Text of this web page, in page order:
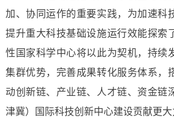
加、协同运作的重要实践，为加速科
提升重大科技基础设施运行效能探索
性国家科学中心将以此为契机，持续
集群优势，完善成果转化服务体系，
动创新链、产业链、人才链、资金链
津冀）国际科技创新中心建设贡献更大